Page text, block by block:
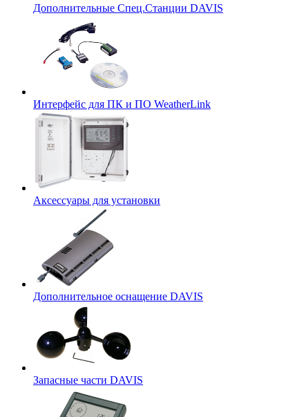
Дополнительные Спец.Станции DAVIS
Интерфейс для ПК и ПО WeatherLink
Аксессуары для установки
Дополнительное оснащение DAVIS
Запасные части DAVIS